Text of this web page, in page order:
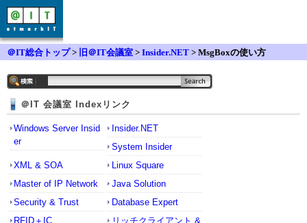
＠IT総合トップ> 旧＠IT会議室 > Insider.NET > MsgBoxの使い方
＠IT 会議室 Indexリンク
Windows Server Insid
er
Insider.NET
System Insider
XML & SOA
Linux Square
Master of IP Network
Java Solution
Security & Trust
Database Expert
RFID＋IC
リッチクライアント &